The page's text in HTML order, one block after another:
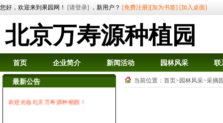
您好，欢迎来到果园网！ [请登录] ，新用户？ [免费注册][加为书签] [加入桌面]
北京万寿源种植园
首页 企业简介 新闻活动 园林风采 联
当前位置： 首页> 园林风采>采摘
最新公告
欢迎光临北京万寿源种植园！